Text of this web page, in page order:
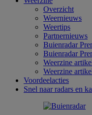
Overzicht
Weernieuws
Weertips
Partnernieuws
Buienradar
Buienradar
Weerzine
Weerzine
Voordeelacties
Snel naar radars en